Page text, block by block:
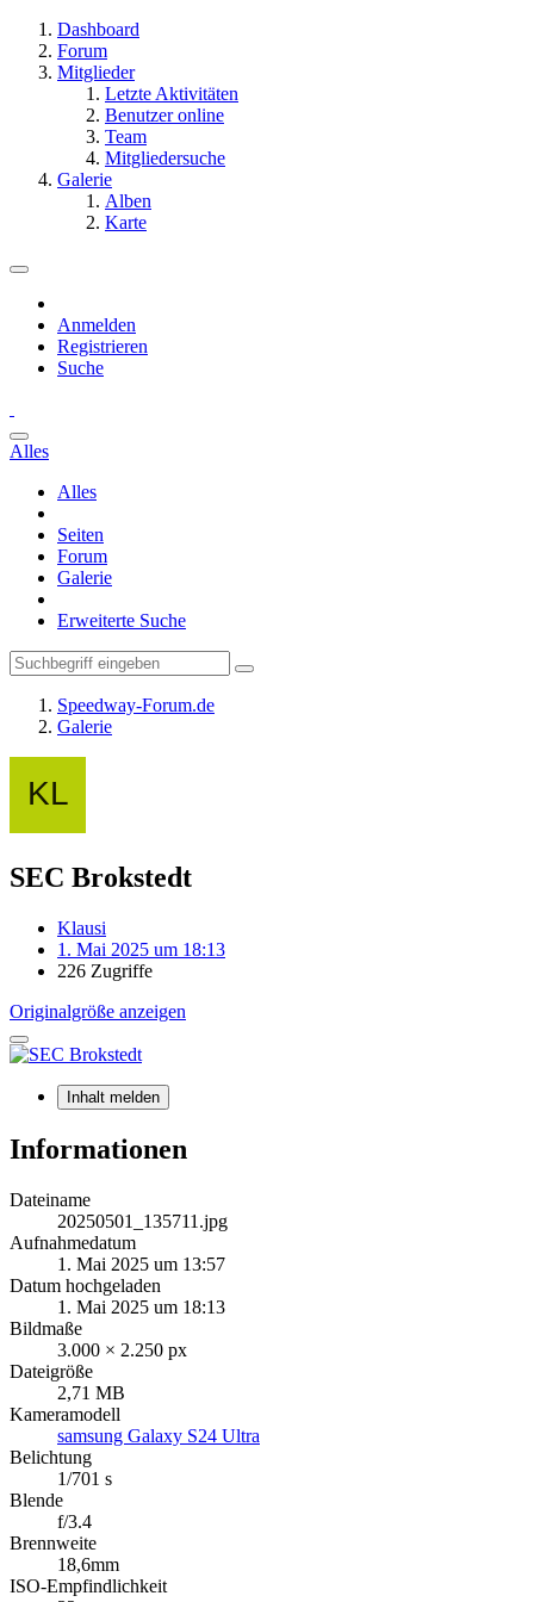
Dashboard
Forum
Mitglieder
Letzte Aktivitäten
Benutzer online
Team
Mitgliedersuche
Galerie
Alben
Karte
Anmelden
Registrieren
Suche
Alles
Alles
Seiten
Forum
Galerie
Erweiterte Suche
Speedway-Forum.de
Galerie
SEC Brokstedt
Klausi
1. Mai 2025 um 18:13
226 Zugriffe
Originalgröße anzeigen
Inhalt melden
Informationen
Dateiname
20250501_135711.jpg
Aufnahmedatum
1. Mai 2025 um 13:57
Datum hochgeladen
1. Mai 2025 um 18:13
Bildmaße
3.000 × 2.250 px
Dateigröße
2,71 MB
Kameramodell
samsung Galaxy S24 Ultra
Belichtung
1/701 s
Blende
f/3.4
Brennweite
18,6mm
ISO-Empfindlichkeit